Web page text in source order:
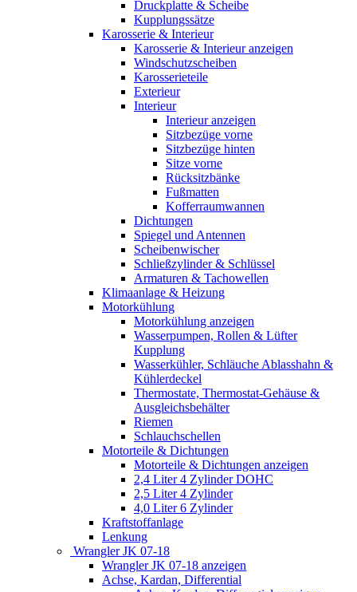
Druckplatte & Scheibe
Kupplungssätze
Karosserie & Interieur
Karosserie & Interieur anzeigen
Windschutzscheiben
Karosserieteile
Exterieur
Interieur
Interieur anzeigen
Sitzbezüge vorne
Sitzbezüge hinten
Sitze vorne
Rücksitzbänke
Fußmatten
Kofferraumwannen
Dichtungen
Spiegel und Antennen
Scheibenwischer
Schließzylinder & Schlüssel
Armaturen & Tachowellen
Klimaanlage & Heizung
Motorkühlung
Motorkühlung anzeigen
Wasserpumpen, Rollen & Lüfter
Kupplung
Wasserkühler, Schläuche Ablasshahn &
Kühlerdeckel
Thermostate, Thermostat-Gehäuse &
Ausgleichsbehälter
Riemen
Schlauchschellen
Motorteile & Dichtungen
Motorteile & Dichtungen anzeigen
2,4 Liter 4 Zylinder DOHC
2,5 Liter 4 Zylinder
4,0 Liter 6 Zylinder
Kraftstoffanlage
Lenkung
Wrangler JK 07-18
Wrangler JK 07-18 anzeigen
Achse, Kardan, Differential